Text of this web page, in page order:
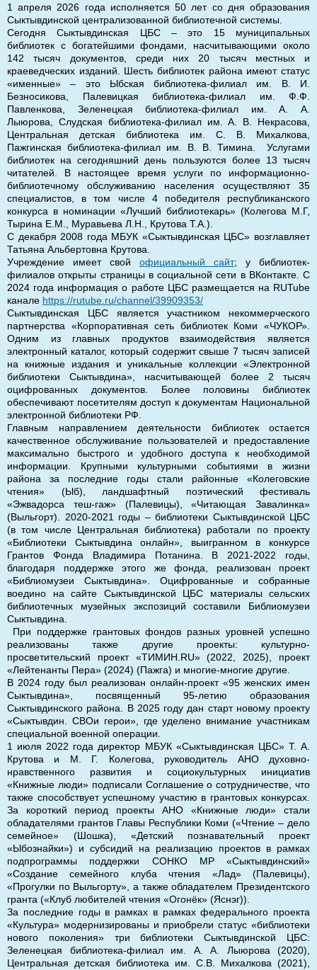
1 апреля 2026 года исполняется 50 лет со дня образования
Сыктывдинской централизованной библиотечной системы.
Сегодня Сыктывдинская ЦБС – это 15 муниципальных
библиотек с богатейшими фондами, насчитывающими около
142 тысяч документов, среди них 20 тысяч местных и
краеведческих изданий. Шесть библиотек района имеют статус
«именные» – это Ыбская библиотека-филиал им. В. И.
Безносикова, Палевицкая библиотека-филиал им. Ф.Ф.
Павленкова, Зеленецкая библиотека-филиал им. А. А.
Лыюрова, Слудская библиотека-филиал им. А. В. Некрасова,
Центральная детская библиотека им. С. В. Михалкова,
Пажгинская библиотека-филиал им. В. В. Тимина. Услугами
библиотек на сегодняшний день пользуются более 13 тысяч
читателей. В настоящее время услуги по информационно-
библиотечному обслуживанию населения осуществляют 35
специалистов, в том числе 4 победителя республиканского
конкурса в номинации «Лучший библиотекарь» (Колегова М.Г,
Тырина Е.М., Муравьева Л.Н., Крутова Т.А.).
С декабря 2008 года МБУК «Сыктывдинская ЦБС» возглавляет
Татьяна Альбертовна Крутова.
Учреждение имеет свой официальный сайт; у библиотек-
филиалов открыты страницы в социальной сети в ВКонтакте. С
2024 года информация о работе ЦБС размещается на RUTubе
канале https://rutube.ru/channel/39909353/
Сыктывдинская ЦБС является участником некоммерческого
партнерства «Корпоративная сеть библиотек Коми «ЧУКОР».
Одним из главных продуктов взаимодействия является
электронный каталог, который содержит свыше 7 тысяч записей
на книжные издания и уникальные коллекции «Электронной
библиотеки Сыктывдина», насчитывающей более 2 тысяч
оцифрованных документов. Более половины библиотек
обеспечивают посетителям доступ к документам Национальной
электронной библиотеки РФ.
Главным направлением деятельности библиотек остается
качественное обслуживание пользователей и предоставление
максимально быстрого и удобного доступа к необходимой
информации. Крупными культурными событиями в жизни
района за последние годы стали районные «Колеговские
чтения» (Ыб), ландшафтный поэтический фестиваль
«Эжвадорса теш-гаж» (Палевицы), «Читающая Завалинка»
(Выльгорт). 2020-2021 годы – библиотеки Сыктывдинской ЦБС
(в том числе Центральная библиотека) работали по проекту
«Библиотеки Сыктывдина онлайн», выигранном в конкурсе
Грантов Фонда Владимира Потанина. В 2021-2022 годы,
благодаря поддержке этого же фонда, реализован проект
«Библиомузеи Сыктывдина». Оцифрованные и собранные
воедино на сайте Сыктывдинской ЦБС материалы сельских
библиотечных музейных экспозиций составили Библиомузеи
Сыктывдина.
При поддержке грантовых фондов разных уровней успешно
реализованы также другие проекты: культурно-
просветительский проект «ТИМИН.RU» (2022, 2025), проект
«Лейтенанты Пера» (2024) (Пажга) и многие-многие другие.
В 2024 году был реализован онлайн-проект «95 женских имен
Сыктывдина», посвященный 95-летию образования
Сыктывдинского района. В 2025 году дан старт новому проекту
«Сыктывдин. СВОи герои», где уделено внимание участникам
специальной военной операции.
1 июля 2022 года директор МБУК «Сыктывдинская ЦБС» Т. А.
Крутова и М. Г. Колегова, руководитель АНО духовно-
нравственного развития и социокультурных инициатив
«Книжные люди» подписали Соглашение о сотрудничестве, что
также способствует успешному участию в грантовых конкурсах.
За короткий период проекты АНО «Книжные люди» стали
обладателями грантов Главы Республики Коми («Чтение – дело
семейное» (Шошка), «Детский познавательный проект
«Ыбознайки») и субсидий на реализацию проектов в рамках
подпрограммы поддержки СОНКО МР «Сыктывдинский»
«Создание семейного клуба чтения «Лад» (Палевицы),
«Прогулки по Выльгорту», а также обладателем Президентского
гранта («Клуб любителей чтения «Огонёк» (Яснэг)).
За последние годы в рамках в рамках федерального проекта
«Культура» модернизированы и приобрели статус «библиотеки
нового поколения» три библиотеки Сыктывдинской ЦБС:
Зеленецкая библиотека-филиал им. А. А. Лыюрова (2020),
Центральная детская библиотека им. С.В. Михалкова (2021),